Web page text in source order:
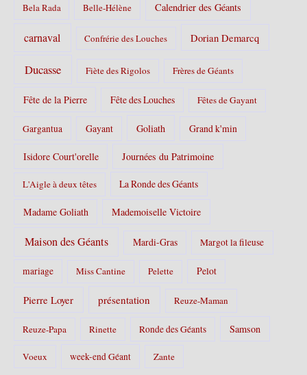
Bela Rada Belle-Hélène Calendrier des Géants
carnaval Confrérie des Louches Dorian Demarcq
Ducasse Fiète des Rigolos Frères de Géants
Fête de la Pierre Fête des Louches Fêtes de Gayant
Gargantua Gayant Goliath Grand k'min
Isidore Court'orelle Journées du Patrimoine
L'Aigle à deux têtes La Ronde des Géants
Madame Goliath Mademoiselle Victoire
Maison des Géants Mardi-Gras Margot la fileuse
mariage Miss Cantine Pelette Pelot
Pierre Loyer présentation Reuze-Maman
Reuze-Papa Rinette Ronde des Géants Samson
Voeux week-end Géant Zante